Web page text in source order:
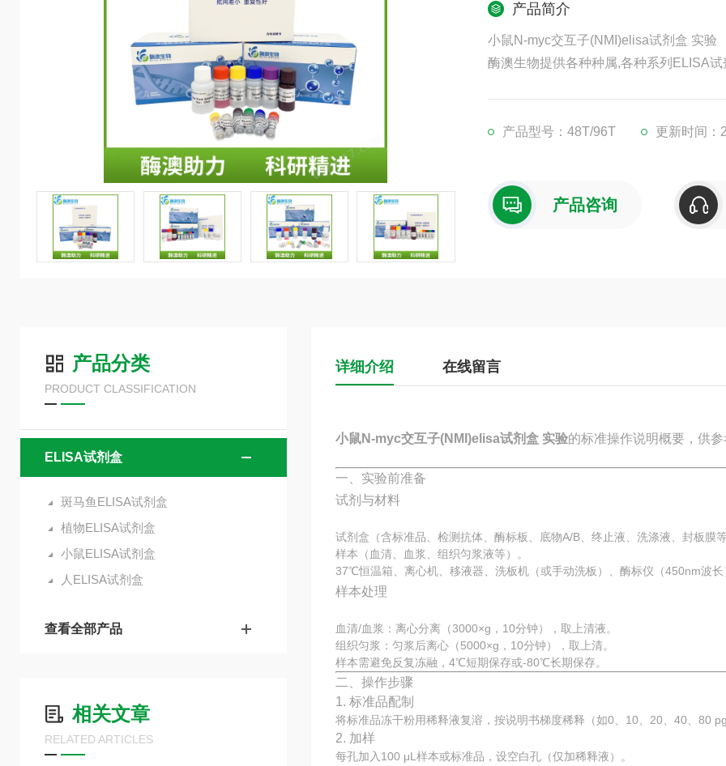
产品简介
小鼠N-myc交互子(NMI)elisa试剂盒 实验
酶澳生物提供各种种属,各种系列ELISA
产品型号：48T/96T
更新时间：
产品咨询
产品分类
PRODUCT CLASSIFICATION
ELISA试剂盒
斑马鱼ELISA试剂盒
植物ELISA试剂盒
小鼠ELISA试剂盒
人ELISA试剂盒
查看全部产品
相关文章
RELATED ARTICLES
详细介绍 在线留言
小鼠N-myc交互子(NMI)elisa试剂盒 实验的标准操作说明概要，供
一、实验前准备
试剂与材料
试剂盒（含标准品、检测抗体、酶标板、底物A/B、终止液、洗涤液、封板膜
样本（血清、血浆、组织匀浆液等）。
37℃恒温箱、离心机、移液器、洗板机（或手动洗板）、酶标仪（450nm波长
样本处理
血清/血浆：离心分离（3000×g，10分钟），取上清液。
组织匀浆：匀浆后离心（5000×g，10分钟），取上清。
样本需避免反复冻融，4℃短期保存或-80℃长期保存。
二、操作步骤
1. 标准品配制
将标准品冻干粉用稀释液复溶，按说明书梯度稀释（如0、10、20、40、80
2. 加样
每孔加入100 μL样本或标准品，设空白孔（仅加稀释液）。